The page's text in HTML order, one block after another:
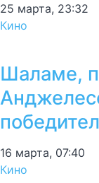
25 марта, 23:32
Кино
Шаламе,
16 марта, 07:40
Кино